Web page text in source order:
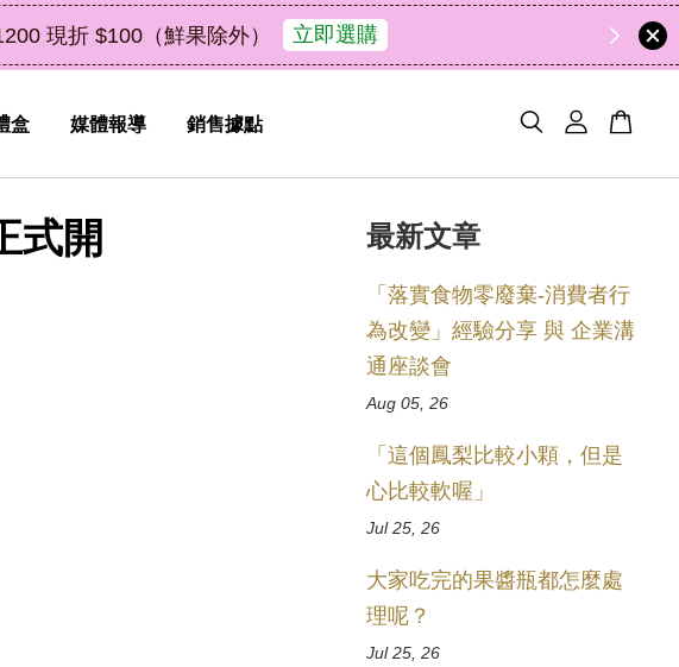
中秋禮盒新上市｜橘皮植萃永續好禮，解油去味・送禮自用
盒 媒體報導 銷售據點
式開
最新文章
「落實食物零廢棄-消費者行
為改變」經驗分享 與 企業溝
通座談會
Aug 05, 26
「這個鳳梨比較小顆，但是
心比較軟喔」
Jul 25, 26
大家吃完的果醬瓶都怎麼處
理呢？
Jul 25, 26